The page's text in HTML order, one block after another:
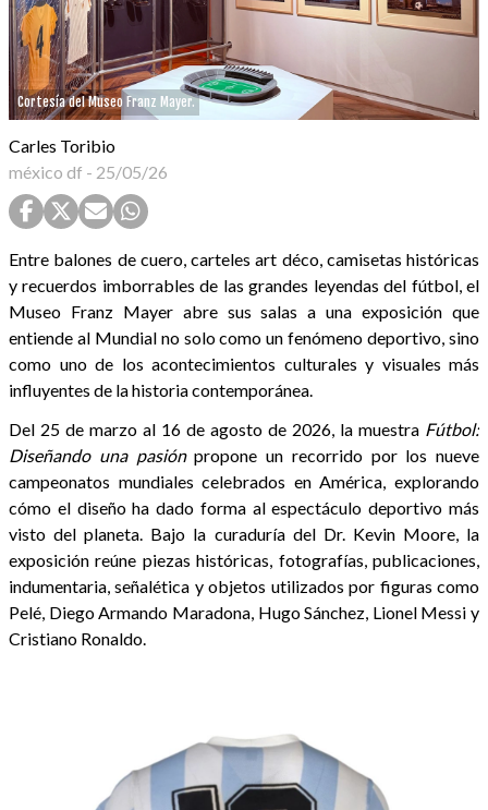
Cortesía del Museo Franz Mayer.
Carles Toribio
méxico df - 25/05/26
Entre balones de cuero, carteles art déco, camisetas históricas
y recuerdos imborrables de las grandes leyendas del fútbol, el
Museo Franz Mayer abre sus salas a una exposición que
entiende al Mundial no solo como un fenómeno deportivo, sino
como uno de los acontecimientos culturales y visuales más
influyentes de la historia contemporánea.
Del 25 de marzo al 16 de agosto de 2026, la muestra Fútbol:
Diseñando una pasiónpropone un recorrido por los nueve
campeonatos mundiales celebrados en América, explorando
cómo el diseño ha dado forma al espectáculo deportivo más
visto del planeta. Bajo la curaduría del Dr. Kevin Moore, la
exposición reúne piezas históricas, fotografías, publicaciones,
indumentaria, señalética y objetos utilizados por figuras como
Pelé, Diego Armando Maradona, Hugo Sánchez, Lionel Messi y
Cristiano Ronaldo.